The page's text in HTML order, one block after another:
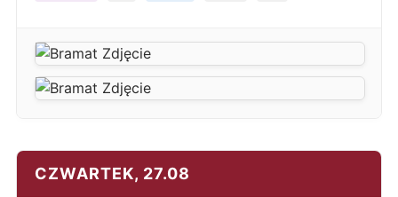
CZWARTEK, 27.08